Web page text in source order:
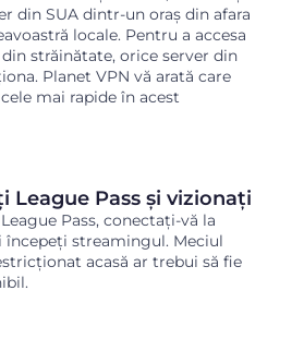
din SUA dintr-un oraș din afara
locale. Pentru a accesa
din străinătate, orice server din
Planet VPN vă arată care
mai rapide în acest
League Pass și vizionați
Pass, conectați-vă la
începeți streamingul. Meciul
acasă ar trebui să fie